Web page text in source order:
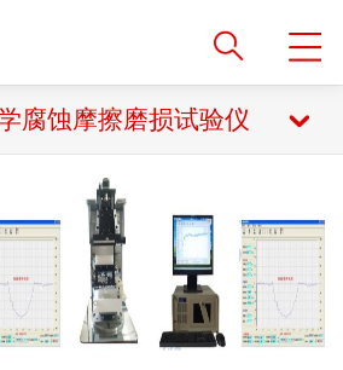
腐蚀摩擦磨损试验仪